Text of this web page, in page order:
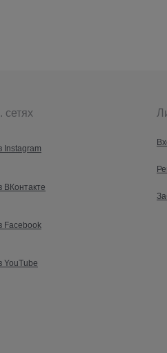
сетях
Instagram
ВКонтакте
Facebook
YouTube